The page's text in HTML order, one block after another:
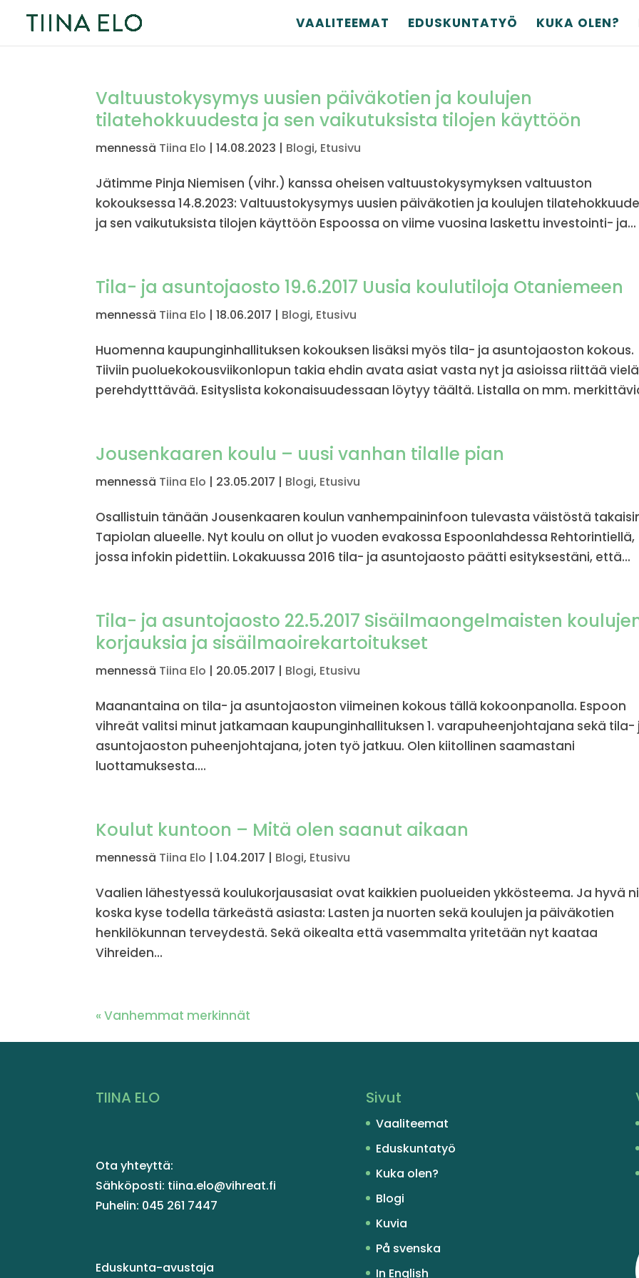
VAALITEEMAT EDUSKUNTATYÖ KUKA OLEN?
Valtuustokysymys uusien päiväkotien ja koulujen
tilatehokkuudesta ja sen vaikutuksista tilojen käyttöön
mennessä Tiina Elo |14.08.2023 | Blogi, Etusivu
Jätimme Pinja Niemisen (vihr.) kanssa oheisen valtuustokysymyksen valtuuston
kokouksessa 14.8.2023: Valtuustokysymys uusien päiväkotien ja koulujen
ja sen vaikutuksista tilojen käyttöön Espoossa on viime vuosina laskettu investointi- ja...
Tila- ja asuntojaosto 19.6.2017 Uusia koulutiloja Otaniemeen
mennessä Tiina Elo |18.06.2017 | Blogi, Etusivu
Huomenna kaupunginhallituksen kokouksen lisäksi myös tila- ja asuntojaoston kokous.
Tiiviin puoluekokousviikonlopun takia ehdin avata asiat vasta nyt ja asioissa riittää vielä
perehdytttävää. Esityslista kokonaisuudessaan löytyy täältä. Listalla on mm.
Jousenkaaren koulu – uusi vanhan tilalle pian
mennessä Tiina Elo | 23.05.2017 | Blogi, Etusivu
Osallistuin tänään Jousenkaaren koulun vanhempaininfoon tulevasta väistöstä
Tapiolan alueelle. Nyt koulu on ollut jo vuoden evakossa Espoonlahdessa Rehtorintiellä,
jossa infokin pidettiin. Lokakuussa 2016 tila- ja asuntojaosto päätti esityksestäni, että...
Tila- ja asuntojaosto 22.5.2017 Sisäilmaongelmaisten
korjauksia ja sisäilmaoirekartoitukset
mennessä Tiina Elo | 20.05.2017 | Blogi, Etusivu
Maanantaina on tila- ja asuntojaoston viimeinen kokous tällä kokoonpanolla. Espoon
vihreät valitsi minut jatkamaan kaupunginhallituksen 1. varapuheenjohtajana sekä tila-
asuntojaoston puheenjohtajana, joten työ jatkuu. Olen kiitollinen saamastani
luottamuksesta....
Koulut kuntoon – Mitä olen saanut aikaan
mennessä Tiina Elo |1.04.2017 | Blogi, Etusivu
Vaalien lähestyessä koulukorjausasiat ovat kaikkien puolueiden ykkösteema. Ja hyvä
koska kyse todella tärkeästä asiasta: Lasten ja nuorten sekä koulujen ja päiväkotien
henkilökunnan terveydestä. Sekä oikealta että vasemmalta yritetään nyt kaataa
Vihreiden...
« Vanhemmat merkinnät
TIINA ELO
Ota yhteyttä:
Sähköposti: tiina.elo@vihreat.fi
Puhelin: 045 261 7447
Eduskunta-avustaja
Sivut
Vaaliteemat
Eduskuntatyö
Kuka olen?
Blogi
Kuvia
På svenska
In English